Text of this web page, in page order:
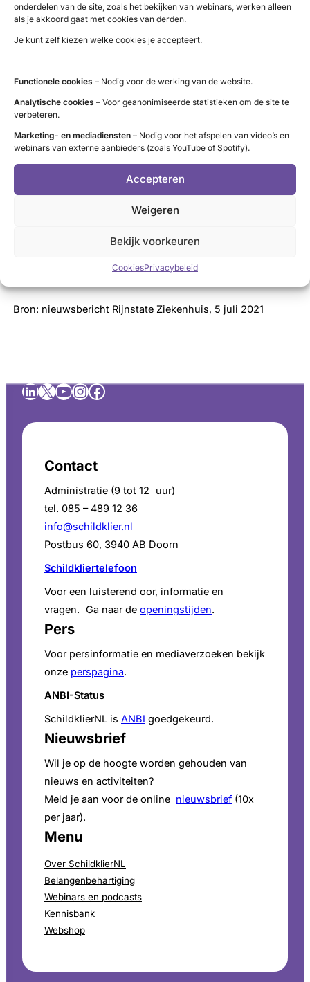
onderdelen van de site, zoals het bekijken van webinars, werken alleen
als je akkoord gaat met cookies van derden.
Je kunt zelf kiezen welke cookies je accepteert.
Functionele cookies – Nodig voor de werking van de website.
Analytische cookies – Voor geanonimiseerde statistieken om de site te
verbeteren.
Marketing- en mediadiensten – Nodig voor het afspelen van video’s en
webinars van externe aanbieders (zoals YouTube of Spotify).
Accepteren
Weigeren
Bekijk voorkeuren
CookiesPrivacybeleid
intensief trainingstraject achter de rug waardoor we ook
deze operatie met de robot mogen uitvoeren. Groot
voordeel is ook dat we gedetailleerd 3D-zicht hebben.
nauwkeuriger werken.” In Rijnstate wordt sinds 2009
geopereerd met de Da Vinci operatierobots.
Schildklieroperaties met de robot uitvoeren is nieuw.
[su_panel2]UMCU de eerste
In 2012 onderging de eerste patiënt in Nederland deze
vorm van chirurgie in het UMC Utrecht. In het artikel ‘
halslitteken‘ in Schild magazine (2012) besteedde we hier
aandacht aan. Je kunt bijStrumaen knobbels
bekijken van de operatie, uitgevoerd in het UMCU.
Bron: nieuwsbericht Rijnstate Ziekenhuis, 5 juli 2021
LinkedIn
X YouTube
Instagram
Facebook
Contact
Administratie (9 tot 12 uur)
tel. 085 – 489 12 36
info@schildklier.nl
Postbus 60, 3940 AB Doorn
Schildkliertelefoon
Voor een luisterend oor, informatie en
vragen. Ga naar de openingstijden.
Pers
Voor persinformatie en mediaverzoeken bekijk
onze perspagina.
ANBI-Status
SchildklierNL is ANBI goedgekeurd.
Nieuwsbrief
Wil je op de hoogte worden gehouden van
nieuws en activiteiten?
Meld je aan voor de online nieuwsbrief (10x
per jaar).
Menu
Over SchildklierNL
Belangenbehartiging
Webinars en podcasts
Kennisbank
Webshop